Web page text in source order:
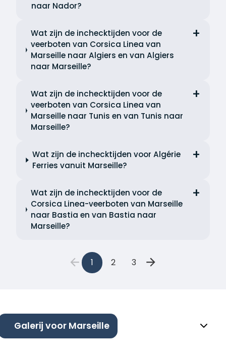
naar Nador?
Wat zijn de inchecktijden voor de
veerboten van Corsica Linea van
Marseille naar Algiers en van Algiers
naar Marseille?
Wat zijn de inchecktijden voor de
veerboten van Corsica Linea van
Marseille naar Tunis en van Tunis naar
Marseille?
Wat zijn de inchecktijden voor Algérie
Ferries vanuit Marseille?
Wat zijn de inchecktijden voor de
Corsica Linea-veerboten van Marseille
naar Bastia en van Bastia naar
Marseille?
1 2 3
Galerij voor Marseille